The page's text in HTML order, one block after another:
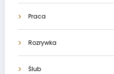
Praca
Rozrywka
Ślub